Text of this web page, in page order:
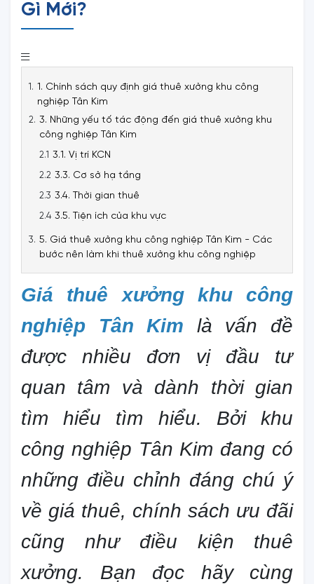
Gì Mới?
1. Chính sách quy định giá thuê xưởng khu công
nghiệp Tân Kim
3. Những yếu tố tác động đến giá thuê xưởng khu
công nghiệp Tân Kim
3.1. Vị trí KCN
3.3. Cơ sở hạ tầng
3.4. Thời gian thuê
3.5. Tiện ích của khu vực
5. Giá thuê xưởng khu công nghiệp Tân Kim - Các
bước nên làm khi thuê xưởng khu công nghiệp
Giá thuê xưởng khu công
nghiệp Tân Kim là vấn đề
được nhiều đơn vị đầu tư
quan tâm và dành thời gian
tìm hiểu tìm hiểu. Bởi khu
công nghiệp Tân Kim đang có
những điều chỉnh đáng chú ý
về giá thuê, chính sách ưu đãi
cũng như điều kiện thuê
xưởng. Bạn đọc hãy cùng